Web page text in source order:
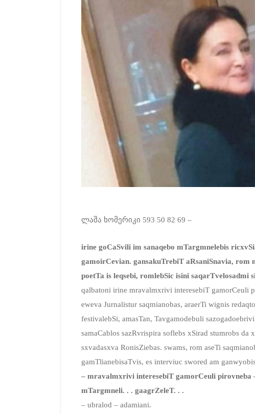
ლაშა ხომერიკი 593 50 82 69 –
irine goCaSvili im sanaqebo mTargmnelebis
gamoirCevian. gansakuTrebiT aRsaniSnavia,
poetTa is leqsebi, romlebSic isini saqarTvelosadmi
qalbatoni irine mravalmxrivi interesebiT gamorCeuli
eweva Jurnalistur saqmianobas, araerTi wignis
festivalebSi, amasTan, Tavgamodebuli
samaCablos sazRvrispira soflebs xSirad stumrobs da
sxvadasxva RonisZiebas. swams, rom aseTi
gamTlianebisaTvis, es interviuc swored am
– mravalmxrivi interesebiT gamorCeuli pirovneba
mTargmneli. . . gaagrZeleT. . .
– ubralod – adamiani.